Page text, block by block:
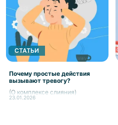
СТАТЬИ
Почему простые действия
вызывают тревогу?
(О комплексе слияния)
23.01.2026